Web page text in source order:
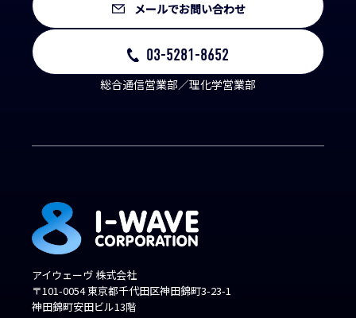
メールでお問い合わせ
03-5281-8652
総合通信営業部／理化学営業部
アイウェーヴ 株式会社
〒101-0054 東京都千代田区神田錦町3-23-1
神田錦町安田ビル13階